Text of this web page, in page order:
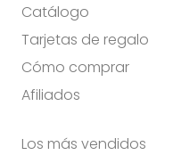
Catálogo
Tarjetas de regalo
Cómo comprar
Afiliados
Los más vendidos